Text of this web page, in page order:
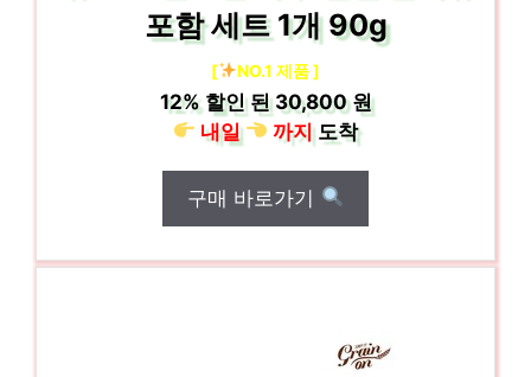
포함 세트 1개 90g
[ NO.1 제품 ]
12%할인 된30,800 원
내일
까지도착
구매 바로가기